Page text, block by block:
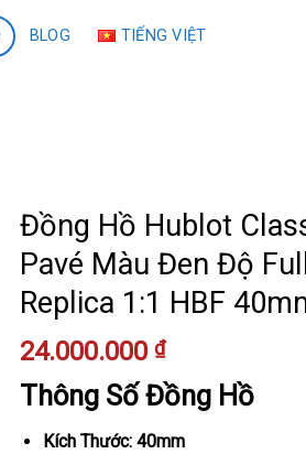
BLOG TIẾNG VIỆT
Đồng Hồ Hublot
Pavé Màu Đen Độ
Replica 1:1 HBF
24.000.000 ₫
Thông Số Đồng Hồ
Kích Thước: 40mm